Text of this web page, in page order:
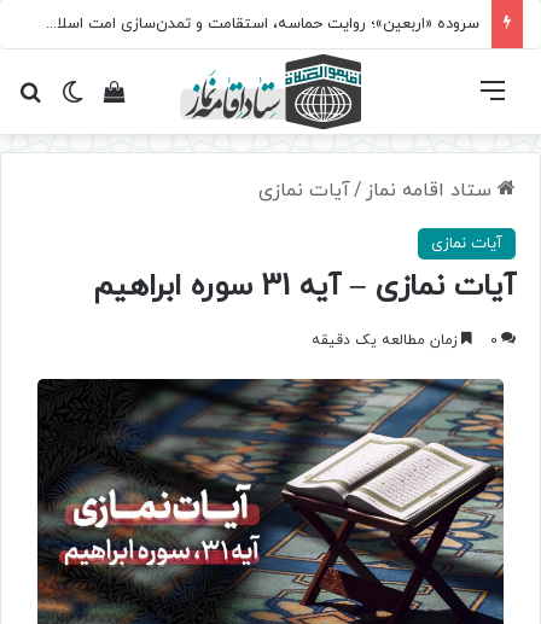
سروده‌ «اربعین»؛ روایت حماسه، استقامت و تمدن‌سازی امت اسلامی
تغییرمشاهده فهرست
ستاد اقامه نماز /آیات نمازی
آیات نمازی
آیات نمازی – آیه 31 سوره ابراهیم
0 زمان مطالعه یک دقیقه